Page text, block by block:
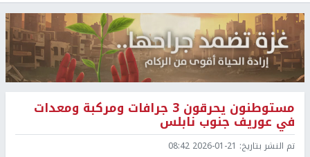
مستوطنون يحرقون 3 جرافات ومركبة ومعدات
في عوريف جنوب نابلس
تم النشر بتاريخ: 2026-01-21 08:42